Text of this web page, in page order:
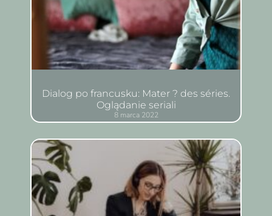
Dialog po francusku: Mater ? des séries.
Oglądanie seriali
8 marca 2022